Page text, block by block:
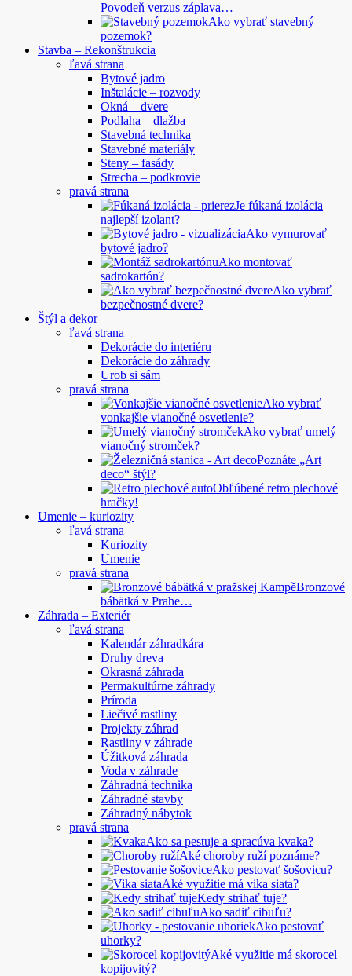
Povodeň verzus záplava…
Ako vybrať stavebný
pozemok?
Stavba – Rekonštrukcia
ľavá strana
Bytové jadro
Inštalácie – rozvody
Okná – dvere
Podlaha – dlažba
Stavebná technika
Stavebné materiály
Steny – fasády
Strecha – podkrovie
pravá strana
Je fúkaná izolácia
najlepší izolant?
Ako vymurovať
bytové jadro?
Ako montovať
sadrokartón?
Ako vybrať
bezpečnostné dvere?
Štýl a dekor
ľavá strana
Dekorácie do interiéru
Dekorácie do záhrady
Urob si sám
pravá strana
Ako vybrať
vonkajšie vianočné osvetlenie?
Ako vybrať umelý
vianočný stromček?
Poznáte „Art
deco“ štýl?
Obľúbené retro plechové
hračky!
Umenie – kuriozity
ľavá strana
Kuriozity
Umenie
pravá strana
Bronzové
bábätká v Prahe…
Záhrada – Exteriér
ľavá strana
Kalendár záhradkára
Druhy dreva
Okrasná záhrada
Permakultúrne záhrady
Príroda
Liečivé rastliny
Projekty záhrad
Rastliny v záhrade
Úžitková záhrada
Voda v záhrade
Záhradná technika
Záhradné stavby
Záhradný nábytok
pravá strana
Ako sa pestuje a spracúva kvaka?
Aké choroby ruží poznáme?
Ako pestovať šošovicu?
Aké využitie má vika siata?
Kedy strihať tuje?
Ako sadiť cibuľu?
Ako pestovať
uhorky?
Aké využitie má skorocel
kopijovitý?